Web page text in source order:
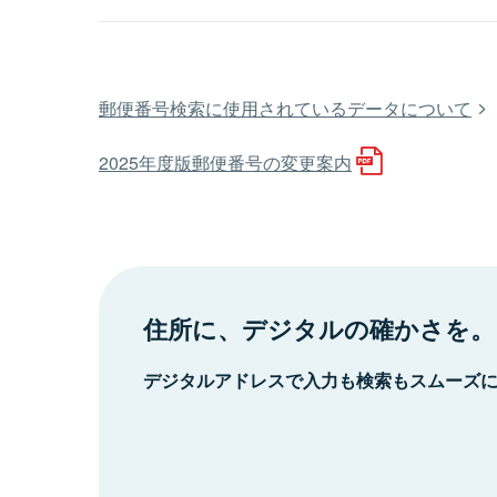
郵便番号検索に使用されているデータについて
2025年度版郵便番号の変更案内
住所に、デジタルの確かさを。
デジタルアドレスで入力も検索もスムーズ